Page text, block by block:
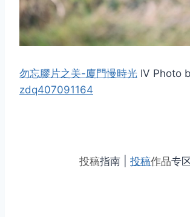
勿忘膠片之美-廈門慢時光 IV Photo
zdq407091164
投稿指南 | 投稿作品专